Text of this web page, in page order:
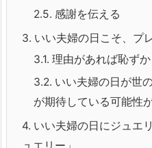
2.5. 感謝を伝える
3. いい夫婦の日こそ、プ
3.1. 理由があれば恥ず
3.2. いい夫婦の日が世
が期待している可能性
4. いい夫婦の日にジュエ